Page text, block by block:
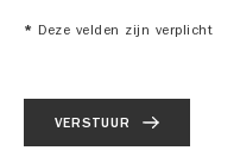
* Deze velden zijn verplicht
VERSTUUR